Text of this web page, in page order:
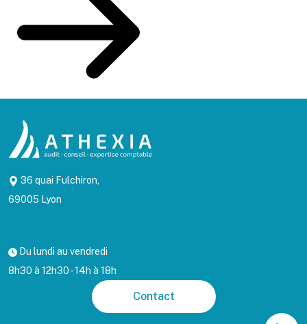
36 quai Fulchiron,
69005 Lyon
Du lundi au vendredi
8h30 à 12h30 - 14h à 18h
Contact